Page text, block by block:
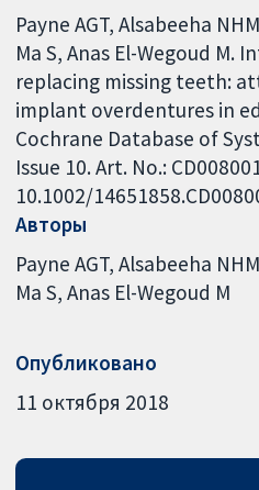
Payne AGT, Alsabeeha
Ma S, Anas El-Wegoud M.
replacing missing teeth:
implant overdentures in
Cochrane Database of
Issue 10. Art. No.:
10.1002/
Авторы
Payne AGT Alsabeeha NHM
Ma S Anas El-Wegoud M
Опубликовано
11 октября 2018